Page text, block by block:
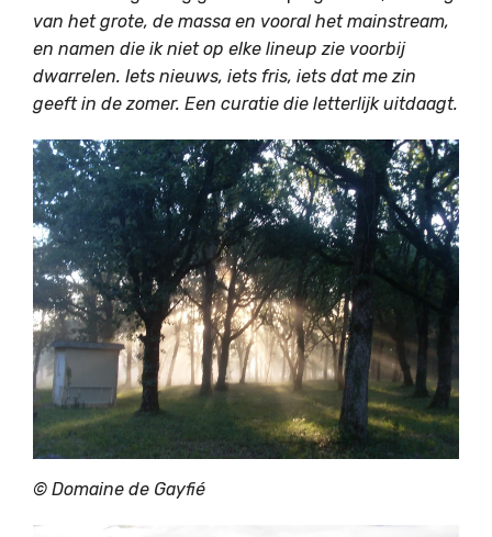
van het grote, de massa en vooral het mainstream,
en namen die ik niet op elke lineup zie voorbij
dwarrelen. Iets nieuws, iets fris, iets dat me zin
geeft in de zomer. Een curatie die letterlijk uitdaagt.
© Domaine de Gayfié